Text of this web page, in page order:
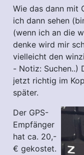
Wie das dann mit
ich dann sehen
(wenn ich an die
denke wird mir
vielleicht den
- Notiz: Suchen..)
jetzt richtig im
später.
Der GPS-
Empfänger
hat ca. 20,-
€ gekostet.